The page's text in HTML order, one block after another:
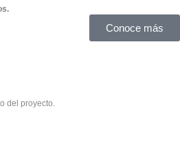
Conoce más
del proyecto.